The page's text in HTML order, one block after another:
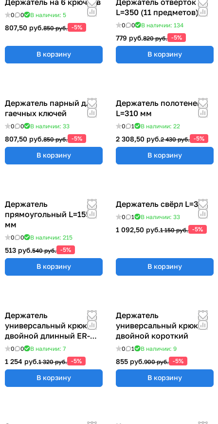
0 0 В наличии: 5
807,50 руб.850 руб. -5%
В корзину
L=350 (11 предметов)
0 0 В наличии: 134
779 руб.820 руб. -5%
В корзину
Держатель парный для
гаечных ключей
0 0 В наличии: 33
807,50 руб.850 руб. -5%
В корзину
Держатель полотенец
L=310 мм
0 1 В наличии: 22
2 308,50 руб.2 430 руб. -5%
В корзину
Держатель
прямоугольный L=155
мм
0 0 В наличии: 215
513 руб.540 руб. -5%
В корзину
Держатель свёрл L=315
0 1 В наличии: 33
1 092,50 руб.1 150 руб. -5%
В корзину
Держатель
универсальный крюк
двойной длинный ER-
00012769
0 0 В наличии: 7
1 254 руб.1 320 руб. -5%
В корзину
Держатель
универсальный крюк
двойной короткий
0 1 В наличии: 9
855 руб.900 руб. -5%
В корзину